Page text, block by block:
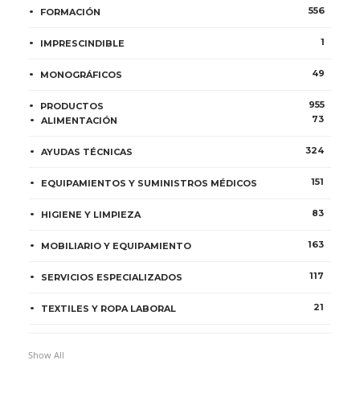
FORMACIÓN 556
IMPRESCINDIBLE 1
MONOGRÁFICOS 49
PRODUCTOS
955
ALIMENTACIÓN
73
AYUDAS TÉCNICAS 324
EQUIPAMIENTOS Y SUMINISTROS MÉDICOS 151
HIGIENE Y LIMPIEZA 83
MOBILIARIO Y EQUIPAMIENTO 163
SERVICIOS ESPECIALIZADOS 117
TEXTILES Y ROPA LABORAL 21
Show All